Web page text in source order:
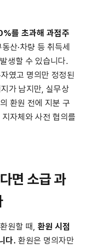
를 초과해 과점주
산·차량 등 취득세
생할 수 있습니다.
였고 명의만 정정된
가 남지만, 실무상
환원 전에 지분 구
자체와 사전 협의를
면 소급 과
원할 때, 환원 시점
다. 환원은 명의자만